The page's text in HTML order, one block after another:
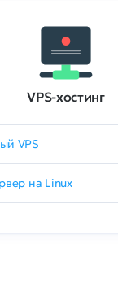
VPS-хостинг
VPS
на Linux